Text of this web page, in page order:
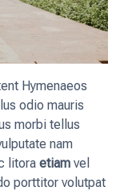
Hymenaeos
odio mauris
morbi tellus
nam
litora etiam vel
porttitor volutpat